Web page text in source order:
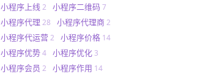
小程序上线 2 小程序二维码 7
小程序代理 28 小程序代理商 2
小程序代运营 2 小程序价格 14
小程序优势 4 小程序优化 3
小程序会员 2 小程序作用 14